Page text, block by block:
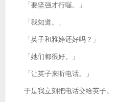
「要坚强才行喔。」
「我知道。」
「英子和雅婷还好吗？」
「她们都很好。」
「让英子来听电话。」
于是我立刻把电话交给英子。